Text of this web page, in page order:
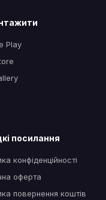
Play
посилання
конфіденційності
оферта
повернення коштів